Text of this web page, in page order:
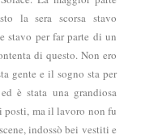
la sera scorsa stavo
stavo per far parte di un
di questo. Non ero
gente e il sogno sta per
è stata una grandiosa
posti, ma il lavoro non fu
indossò bei vestiti e